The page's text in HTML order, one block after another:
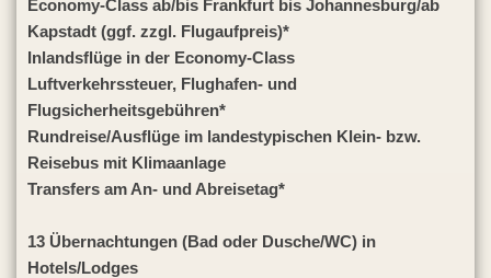
Kapstadt (ggf. zzgl. Flugaufpreis)*
Inlandsflüge in der Economy-Class
Luftverkehrssteuer, Flughafen- und
Flugsicherheitsgebühren*
Rundreise/Ausflüge im landestypischen Klein- bzw.
Reisebus mit Klimaanlage
Transfers am An- und Abreisetag*
13 Übernachtungen (Bad oder Dusche/WC) in
Hotels/Lodges